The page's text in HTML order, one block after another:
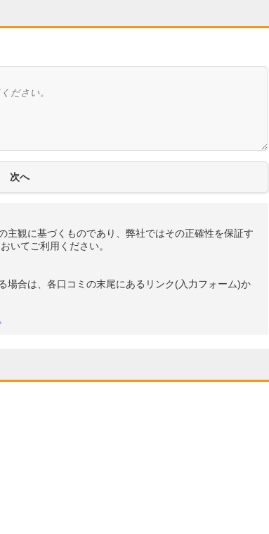
主観に基づくものであり、弊社ではその正確性を保証す
いてご利用ください。
場合は、各口コミの末尾にあるリンク(入力フォーム)か